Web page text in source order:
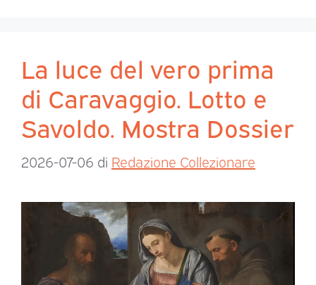
La luce del vero prima
di Caravaggio. Lotto e
Savoldo. Mostra Dossier
2026-07-06 di Redazione Collezionare